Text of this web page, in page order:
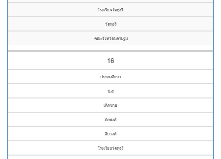
โรงเรียนวัดทุ่งรี
วัดทุ่งรี
คณะจังหวัดนครปฐม
16
ประถมศึกษา
ป.๕
เด็กชาย
ภัคพงศ์
สืบวงศ์
โรงเรียนวัดทุ่งรี